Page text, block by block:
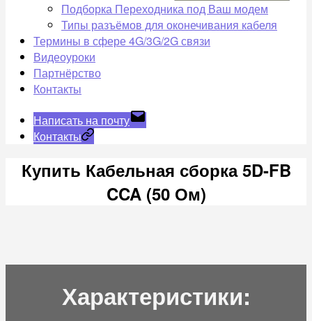
Подборка Переходника под Ваш модем
Типы разъёмов для оконечивания кабеля
Термины в сфере 4G/3G/2G связи
Видеоуроки
Партнёрство
Контакты
Написать на почту
Контакты
Купить Кабельная сборка 5D-FB
CCA (50 Ом)
Характеристики: